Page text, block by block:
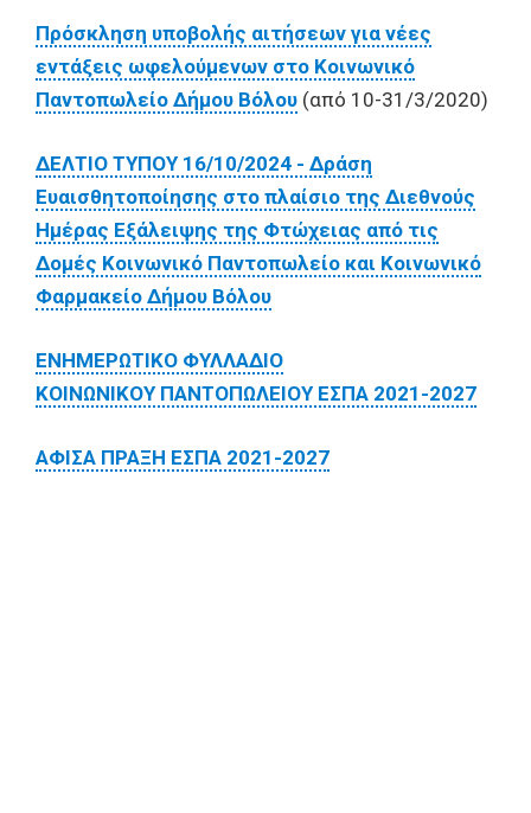
Πρόσκληση υποβολής αιτήσεων για νέες
εντάξεις ωφελούμενων στο Κοινωνικό
Παντοπωλείο Δήμου Βόλου (από 10-31/3/2020)
ΔΕΛΤΙΟ ΤΥΠΟΥ 16/10/2024 - Δράση
Ευαισθητοποίησης στο πλαίσιο της Διεθνούς
Ημέρας Εξάλειψης της Φτώχειας από τις
Δομές Κοινωνικό Παντοπωλείο και Κοινωνικό
Φαρμακείο Δήμου Βόλου
ΕΝΗΜΕΡΩΤΙΚΟ ΦΥΛΛΑΔΙΟ
ΚΟΙΝΩΝΙΚΟΥ ΠΑΝΤΟΠΩΛΕΙΟΥ ΕΣΠΑ 2021-2027
ΑΦΙΣΑ ΠΡΑΞΗ ΕΣΠΑ 2021-2027